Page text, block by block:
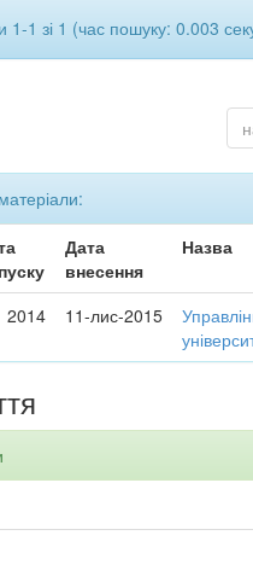
1-1 зі 1 (час пошуку: 0.003
Дата
внесення
Назва
2014 11-лис-2015